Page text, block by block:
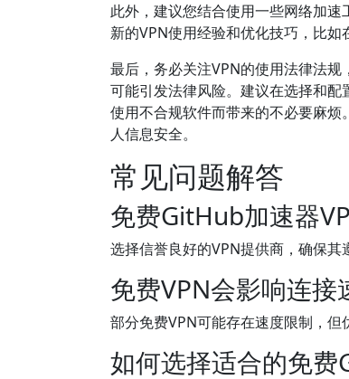
此外，建议您结合使用一些网络加
新的VPN使用经验和优化技巧，比如
最后，务必关注VPN的使用法律法
可能引发法律风险。建议在选择和
使用不合规软件而带来的不必要麻
人信息安全。
常见问题解答
免费GitHub加速器
选择信誉良好的VPN提供商，确保其
免费VPN会影响连接
部分免费VPN可能存在速度限制，
如何选择适合的免费